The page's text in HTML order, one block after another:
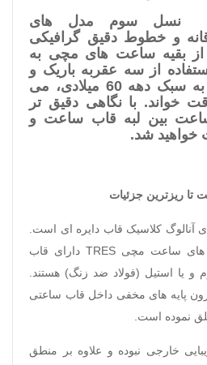
نسل سوم مدل های
و خطوط دقیق گرافیکی
از بقیه ساعت های مچی به
از سه عقربه باریک و
شماره گذاری خطی به سبک دهه 60 میلادی، می
خواند. با نگاهی دقیق تر
بین لبه قاب ساعت و
شد.
تا ریزترین جزئیات
آنالوگ کلاسیک قاب دایره ای است.
های ساعت مچی TRES دارای قاب
و یا استیل (فولاد ضد زنگ) هستند.
پایه های مخفی داخل قاب ساعتی
نموده است.
خارجی نبوده و علاوه بر منطق